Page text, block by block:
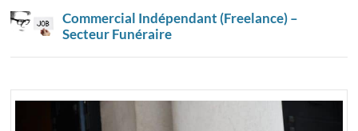
Commercial Indépendant (Freelance) –
Secteur Funéraire